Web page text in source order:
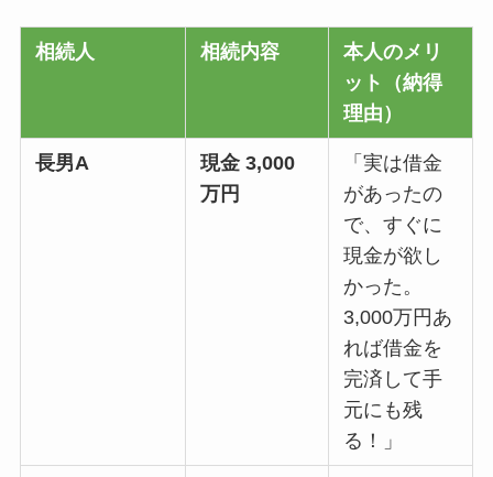
相続人 相続内容
本人のメリ
ット（納得
理由）
長男A
現金 3,000
万円
「実は借金
があったの
で、すぐに
現金が欲し
かった。
3,000万円あ
れば借金を
完済して手
元にも残
る！」